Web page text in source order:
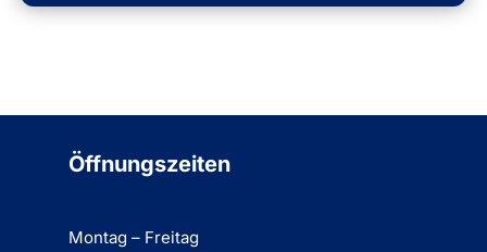
Öffnungszeiten
Montag – Freitag